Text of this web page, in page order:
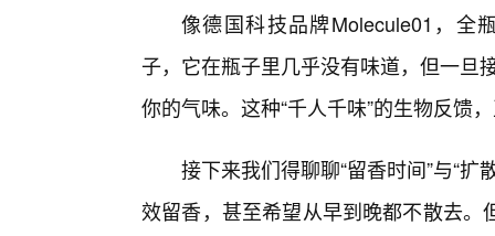
像德国科技品牌Molecule01，全
子，它在瓶子里几乎没有味道，但一旦
你的气味。这种“千人千味”的生物反馈
接下来我们得聊聊“留香时间”与“
效留香，甚至希望从早到晚都不散去